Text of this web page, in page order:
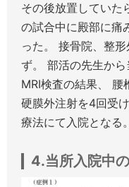
その後放置していた
の試合中に殿部に痛
った。 接骨院、整
ず。 部活の先生から
MRI検査の結果、 腰
硬膜外注射を4回受
療法にて入院となる。
4.当所入院中